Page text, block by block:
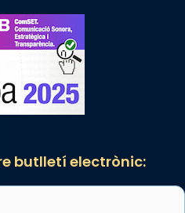
butlletí electrònic: